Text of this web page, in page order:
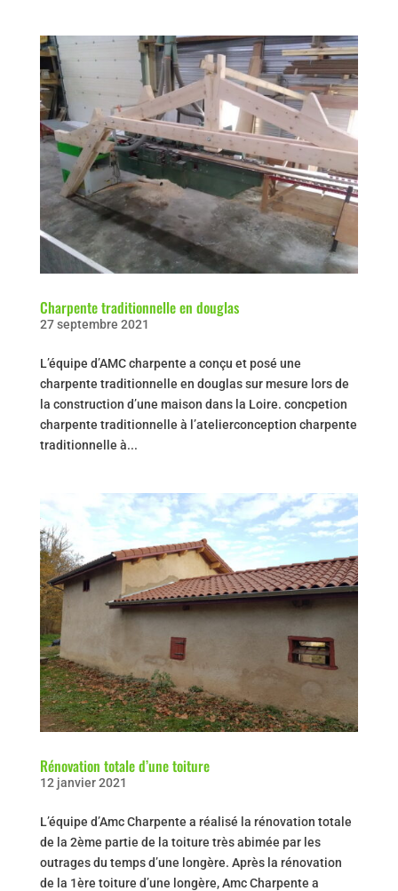
Charpente traditionnelle en douglas
27 septembre 2021
L’équipe d’AMC charpente a conçu et posé une
charpente traditionnelle en douglas sur mesure lors de
la construction d’une maison dans la Loire. concpetion
charpente traditionnelle à l’atelierconception charpente
traditionnelle à...
Rénovation totale d’une toiture
12 janvier 2021
L’équipe d’Amc Charpente a réalisé la rénovation totale
de la 2ème partie de la toiture très abimée par les
outrages du temps d’une longère. Après la rénovation
de la 1ère toiture d’une longère, Amc Charpente a